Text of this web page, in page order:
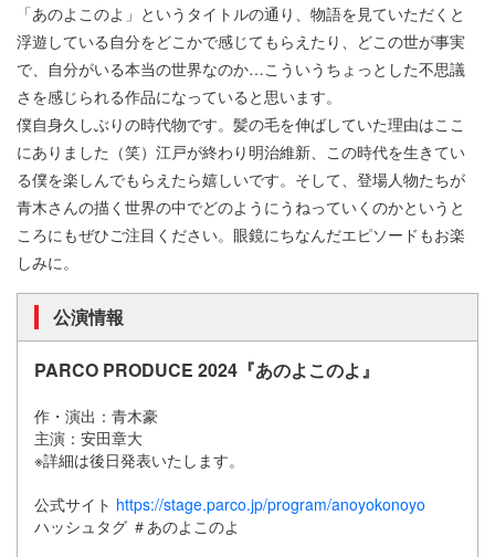
「あのよこのよ」というタイトルの通り、物語を見ていただくと
浮遊している自分をどこかで感じてもらえたり、どこの世が事実
で、自分がいる本当の世界なのか…こういうちょっとした不思議
さを感じられる作品になっていると思います。
僕自身久しぶりの時代物です。髪の毛を伸ばしていた理由はここ
にありました（笑）江戸が終わり明治維新、この時代を生きてい
る僕を楽しんでもらえたら嬉しいです。そして、登場人物たちが
青木さんの描く世界の中でどのようにうねっていくのかというと
ころにもぜひご注目ください。眼鏡にちなんだエピソードもお楽
しみに。
公演情報
PARCO PRODUCE 2024『あのよこのよ』
作・演出：青木豪
主演：安田章大
※詳細は後日発表いたします。
公式サイト https://stage.parco.jp/program/anoyokonoyo
ハッシュタグ ＃あのよこのよ